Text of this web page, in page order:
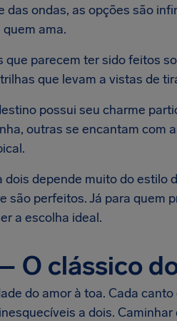
das ondas, as opções são
ama.
parecem ter sido feitos
que levam a vistas de
possui seu charme
outras se encantam com
dois depende muito do estilo
são perfeitos. Já para quem
a escolha ideal.
O clássico
do amor à toa. Cada
a dois.